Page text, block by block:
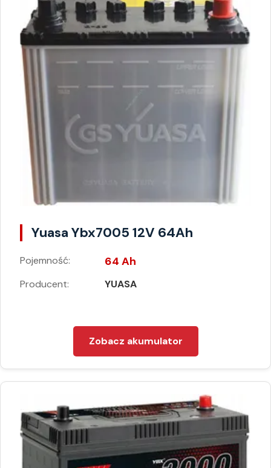
Yuasa Ybx7005 12V 64Ah
Pojemność: 64 Ah
Producent: YUASA
Zobacz akumulator